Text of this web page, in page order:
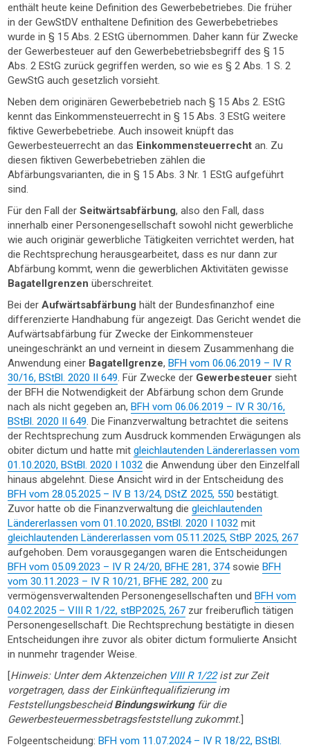
enthält heute keine Definition des Gewerbebetriebes. Die früher
in der GewStDV enthaltene Definition des Gewerbebetriebes
wurde in § 15 Abs. 2 EStG übernommen. Daher kann für Zwecke
der Gewerbesteuer auf den Gewerbebetriebsbegriff des § 15
Abs. 2 EStG zurück gegriffen werden, so wie es § 2 Abs. 1 S. 2
GewStG auch gesetzlich vorsieht.
Neben dem originären Gewerbebetrieb nach § 15 Abs 2. EStG
kennt das Einkommensteuerrecht in § 15 Abs. 3 EStG weitere
fiktive Gewerbebetriebe. Auch insoweit knüpft das
Gewerbesteuerrecht an das Einkommensteuerrechtan. Zu
diesen fiktiven Gewerbebetrieben zählen die
Abfärbungsvarianten, die in § 15 Abs. 3 Nr. 1 EStG aufgeführt
sind.
Für den Fall derSeitwärtsabfärbung, also den Fall, dass
innerhalb einer Personengesellschaft sowohl nicht gewerbliche
wie auch originär gewerbliche Tätigkeiten verrichtet werden, hat
die Rechtsprechung herausgearbeitet, dass es nur dann zur
Abfärbung kommt, wenn die gewerblichen Aktivitäten gewisse
Bagatellgrenzenüberschreitet.
Bei derAufwärtsabfärbung hält der Bundesfinanzhof eine
differenzierte Handhabung für angezeigt. Das Gericht wendet die
Aufwärtsabfärbung für Zwecke der Einkommensteuer
uneingeschränkt an und verneint in diesem Zusammenhang die
Anwendung einer Bagatellgrenze,BFH vom 06.06.2019 – IV R
30/16, BStBl. 2020 II 649. Für Zwecke der Gewerbesteuer sieht
der BFH die Notwendigkeit der Abfärbung schon dem Grunde
nach als nicht gegeben an,BFH vom 06.06.2019 – IV R 30/16,
BStBl. 2020 II 649. Die Finanzverwaltung betrachtet die seitens
der Rechtsprechung zum Ausdruck kommenden Erwägungen als
obiter dictum und hatte mitgleichlautenden Ländererlassen vom
01.10.2020, BStBl. 2020 I 1032 die Anwendung über den Einzelfall
hinaus abgelehnt. Diese Ansicht wird in der Entscheidung des
BFH vom 28.05.2025 – IV B 13/24, DStZ 2025, 550 bestätigt.
Zuvor hatte ob die Finanzverwaltung diegleichlautenden
Ländererlassen vom 01.10.2020, BStBl. 2020 I 1032 mit
gleichlautenden Ländererlassen vom 05.11.2025, StBP 2025, 267
aufgehoben. Dem vorausgegangen waren die Entscheidungen
BFH vom 05.09.2023 – IV R 24/20, BFHE 281, 374sowieBFH
vom 30.11.2023 – IV R 10/21, BFHE 282, 200 zu
vermögensverwaltenden Personengesellschaften undBFH vom
04.02.2025 – VIII R 1/22, stBP2025, 267 zur freiberuflich tätigen
Personengesellschaft. Die Rechtsprechung bestätigte in diesen
Entscheidungen ihre zuvor als obiter dictum formulierte Ansicht
in nunmehr tragender Weise.
[Hinweis: Unter dem Aktenzeichen VIII R 1/22ist zur Zeit
vorgetragen, dass der Einkünftequalifizierung im
FeststellungsbescheidBindungswirkung für die
Gewerbesteuermessbetragsfeststellung zukommt.]
Folgeentscheidung:BFH vom 11.07.2024 – IV R 18/22, BStBl.